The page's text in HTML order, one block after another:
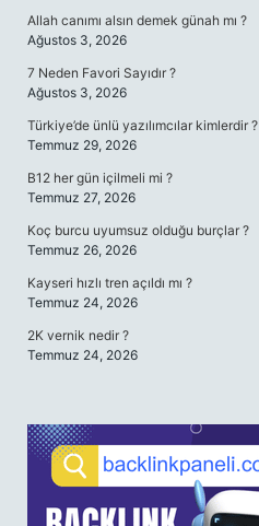
Allah canımı alsın demek günah mı ?
Ağustos 3, 2026
7 Neden Favori Sayıdır ?
Ağustos 3, 2026
Türkiye’de ünlü yazılımcılar kimlerdir ?
Temmuz 29, 2026
B12 her gün içilmeli mi ?
Temmuz 27, 2026
Koç burcu uyumsuz olduğu burçlar ?
Temmuz 26, 2026
Kayseri hızlı tren açıldı mı ?
Temmuz 24, 2026
2K vernik nedir ?
Temmuz 24, 2026